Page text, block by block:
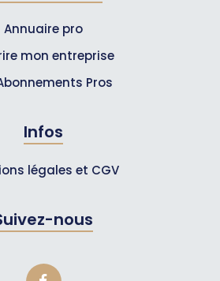
Annuaire pro
mon entreprise
Pros
Infos
légales et CGV
nous